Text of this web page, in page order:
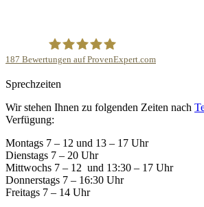
Privatpraxis ‘Die
187 Bewertungen auf ProvenExpert.com
Sprechzeiten
Wir stehen Ihnen zu folgenden Zeiten nach
Verfügung:
Montags 7 – 12 und 13 – 17 Uhr
Dienstags 7 – 20 Uhr
Mittwochs 7 – 12 und 13:30 – 17 Uhr
Donnerstags 7 – 16:30 Uhr
Freitags 7 – 14 Uhr